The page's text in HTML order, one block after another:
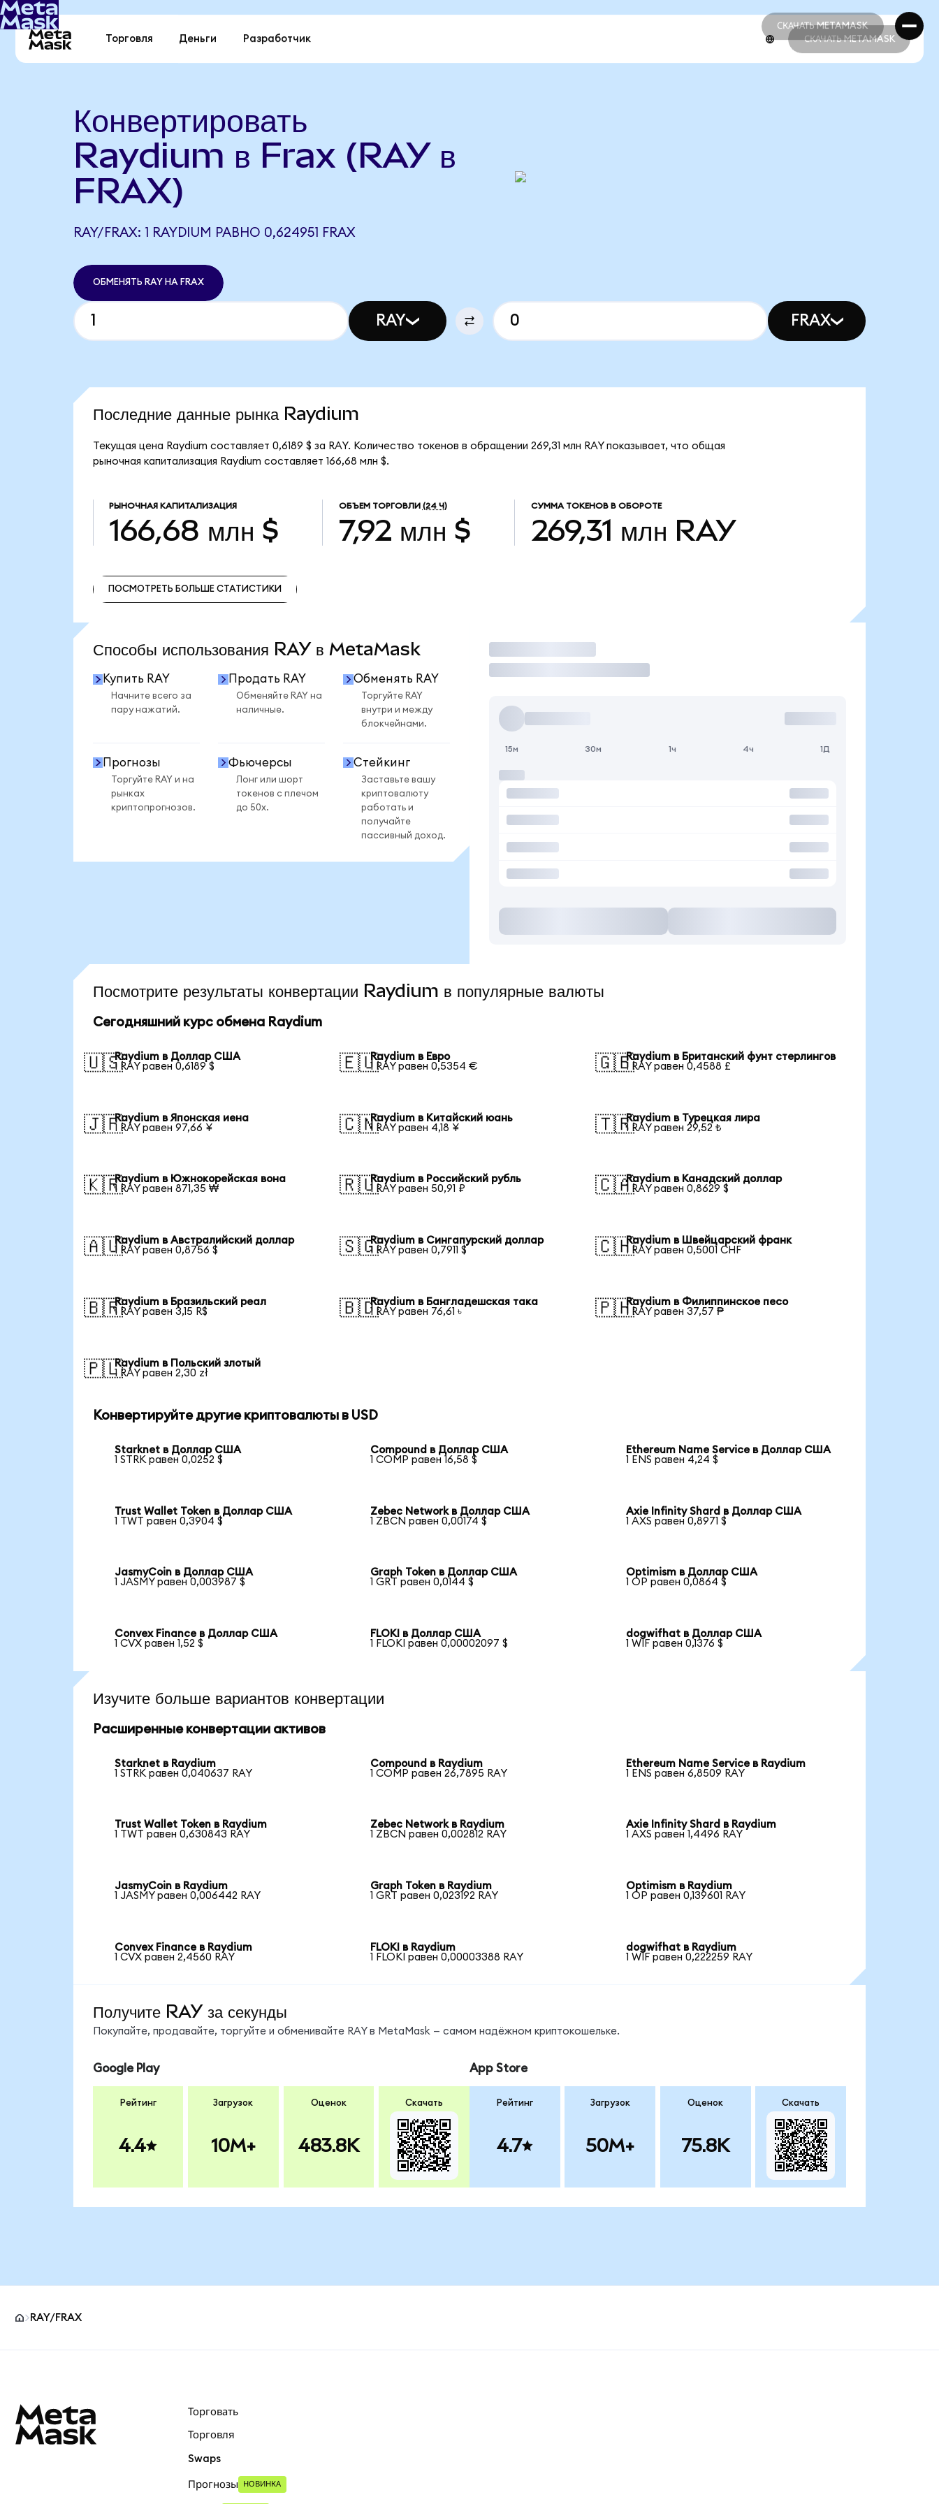
СКАЧАТЬ METAMASK
СКАЧАТЬ METAMASK
Торговля Деньги Разработчик СКАЧАТЬ METAMASK
Конвертировать
Raydium в Frax (RAY в
FRAX)
RAY/FRAX: 1 RAYDIUM РАВНО 0,624951 FRAX
ОБМЕНЯТЬ RAY НА FRAX
RAY FRAX
Последние данные рынка Raydium
Текущая цена Raydium составляет 0,6189 $ за RAY. Количество токенов в обращении 269,31 млн RAY показывает, что общая
рыночная капитализация Raydium составляет 166,68 млн $.
РЫНОЧНАЯ КАПИТАЛИЗАЦИЯ
166,68 млн $
ОБЪЕМ ТОРГОВЛИ (24 Ч)
7,92 млн $
СУММА ТОКЕНОВ В ОБОРОТЕ
269,31 млн RAY
ПОСМОТРЕТЬ БОЛЬШЕ СТАТИСТИКИ
Способы использования RAY в MetaMask
Купить RAY
Начните всего за
пару нажатий.
Продать RAY
Обменяйте RAY на
наличные.
Обменять RAY
Торгуйте RAY
внутри и между
блокчейнами.
Прогнозы
Торгуйте RAY и на
рынках
криптопрогнозов.
Фьючерсы
Лонг или шорт
токенов с плечом
до 50x.
Стейкинг
Заставьте вашу
криптовалюту
работать и
получайте
пассивный доход.
Торговать
15м 30м 1ч 4ч 1Д
Посмотрите результаты конвертации Raydium в популярные валюты
Сегодняшний курс обмена Raydium
🇺🇸Raydium в Доллар США
1 RAY равен 0,6189 $
🇪🇺Raydium в Евро
1 RAY равен 0,5354 €
🇬🇧Raydium в Британский фунт стерлингов
1 RAY равен 0,4588 £
🇯🇵Raydium в Японская иена
1 RAY равен 97,66 ¥
🇨🇳Raydium в Китайский юань
1 RAY равен 4,18 ¥
🇹🇷Raydium в Турецкая лира
1 RAY равен 29,52 ₺
🇰🇷Raydium в Южнокорейская вона
1 RAY равен 871,35 ₩
🇷🇺Raydium в Российский рубль
1 RAY равен 50,91 ₽
🇨🇦Raydium в Канадский доллар
1 RAY равен 0,8629 $
🇦🇺Raydium в Австралийский доллар
1 RAY равен 0,8756 $
🇸🇬Raydium в Сингапурский доллар
1 RAY равен 0,7911 $
🇨🇭Raydium в Швейцарский франк
1 RAY равен 0,5001 CHF
🇧🇷Raydium в Бразильский реал
1 RAY равен 3,15 R$
🇧🇩Raydium в Бангладешская така
1 RAY равен 76,61 ৳
🇵🇭Raydium в Филиппинское песо
1 RAY равен 37,57 ₱
🇵🇱Raydium в Польский злотый
1 RAY равен 2,30 zł
Конвертируйте другие криптовалюты в USD
Starknet в Доллар США
1 STRK равен 0,0252 $
Compound в Доллар США
1 COMP равен 16,58 $
Ethereum Name Service в Доллар США
1 ENS равен 4,24 $
Trust Wallet Token в Доллар США
1 TWT равен 0,3904 $
Zebec Network в Доллар США
1 ZBCN равен 0,00174 $
Axie Infinity Shard в Доллар США
1 AXS равен 0,8971 $
JasmyCoin в Доллар США
1 JASMY равен 0,003987 $
Graph Token в Доллар США
1 GRT равен 0,0144 $
Optimism в Доллар США
1 OP равен 0,0864 $
Convex Finance в Доллар США
1 CVX равен 1,52 $
FLOKI в Доллар США
1 FLOKI равен 0,00002097 $
dogwifhat в Доллар США
1 WIF равен 0,1376 $
Изучите больше вариантов конвертации
Расширенные конвертации активов
Starknet в Raydium
1 STRK равен 0,040637 RAY
Compound в Raydium
1 COMP равен 26,7895 RAY
Ethereum Name Service в Raydium
1 ENS равен 6,8509 RAY
Trust Wallet Token в Raydium
1 TWT равен 0,630843 RAY
Zebec Network в Raydium
1 ZBCN равен 0,002812 RAY
Axie Infinity Shard в Raydium
1 AXS равен 1,4496 RAY
JasmyCoin в Raydium
1 JASMY равен 0,006442 RAY
Graph Token в Raydium
1 GRT равен 0,023192 RAY
Optimism в Raydium
1 OP равен 0,139601 RAY
Convex Finance в Raydium
1 CVX равен 2,4560 RAY
FLOKI в Raydium
1 FLOKI равен 0,00003388 RAY
dogwifhat в Raydium
1 WIF равен 0,222259 RAY
Получите RAY за секунды
Покупайте, продавайте, торгуйте и обменивайте RAY в MetaMask — самом надёжном криптокошельке.
Google Play
Рейтинг
4.4
Загрузок
10M+
Оценок
483.8K
Скачать
App Store
Рейтинг
4.7
Загрузок
50M+
Оценок
75.8K
Скачать
RAY/FRAX
Торговать
Торговля
Swaps
Прогнозы НОВИНКА